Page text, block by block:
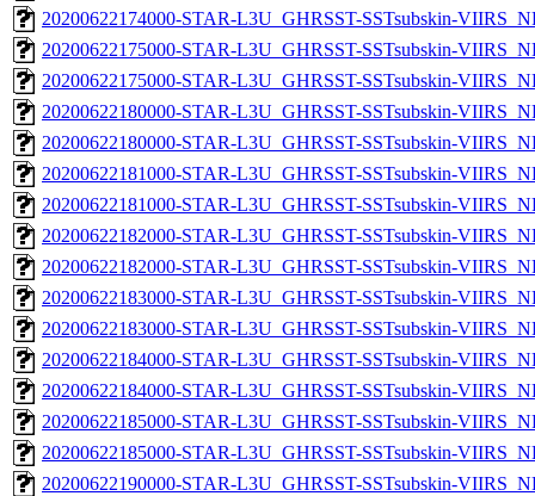
20200622174000-STAR-L3U_GHRSST-SSTsubskin-
20200622175000-STAR-L3U_GHRSST-SSTsubskin-
20200622175000-STAR-L3U_GHRSST-SSTsubskin-
20200622180000-STAR-L3U_GHRSST-SSTsubskin-
20200622180000-STAR-L3U_GHRSST-SSTsubskin-
20200622181000-STAR-L3U_GHRSST-SSTsubskin-
20200622181000-STAR-L3U_GHRSST-SSTsubskin-
20200622182000-STAR-L3U_GHRSST-SSTsubskin-
20200622182000-STAR-L3U_GHRSST-SSTsubskin-
20200622183000-STAR-L3U_GHRSST-SSTsubskin-
20200622183000-STAR-L3U_GHRSST-SSTsubskin-
20200622184000-STAR-L3U_GHRSST-SSTsubskin-
20200622184000-STAR-L3U_GHRSST-SSTsubskin-
20200622185000-STAR-L3U_GHRSST-SSTsubskin-
20200622185000-STAR-L3U_GHRSST-SSTsubskin-
20200622190000-STAR-L3U_GHRSST-SSTsubskin-